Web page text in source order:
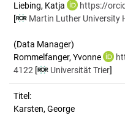
Liebing, Katja
https://
[
Martin Luther University
(Data Manager)
Rommelfanger, Yvonne
4122 [ Universität Trier]
Titel:
Karsten, George